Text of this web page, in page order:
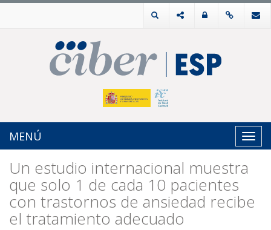
MENÚ
Un estudio internacional muestra
que solo 1 de cada 10 pacientes
con trastornos de ansiedad recibe
el tratamiento adecuado